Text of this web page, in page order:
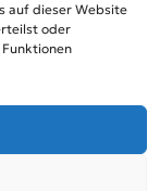
auf dieser Website
oder